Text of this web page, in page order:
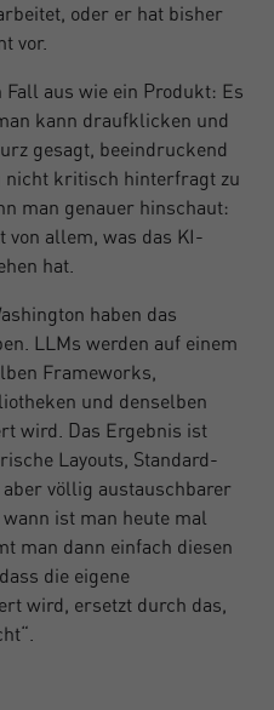
oder er hat bisher
vor.
aus wie ein Produkt: Es
kann draufklicken und
gesagt, beeindruckend
nicht kritisch hinterfragt zu
man genauer hinschaut:
allem, was das KI-
hat.
haben das
LLMs werden auf einem
Frameworks,
und denselben
wird. Das Ergebnis ist
Layouts, Standard-
völlig austauschbarer
ist man heute mal
man dann einfach diesen
die eigene
wird, ersetzt durch das,